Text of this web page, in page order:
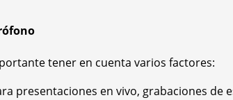
tener en cuenta varios factores:
presentaciones en vivo, grabaciones de